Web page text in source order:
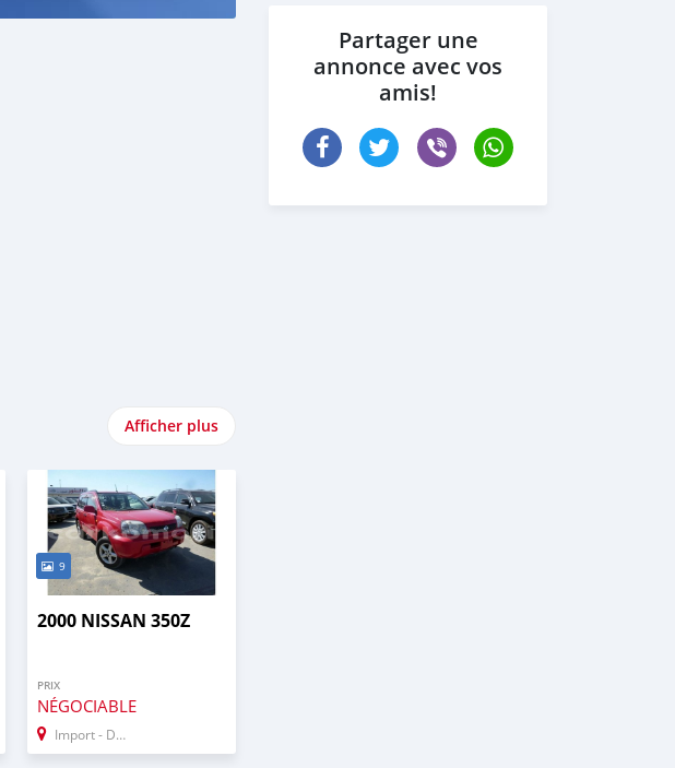
Afficher plus
9
2000 NISSAN 350Z
PRIX
NÉGOCIABLE
Import - Dubai
Partager une
annonce avec vos
amis!